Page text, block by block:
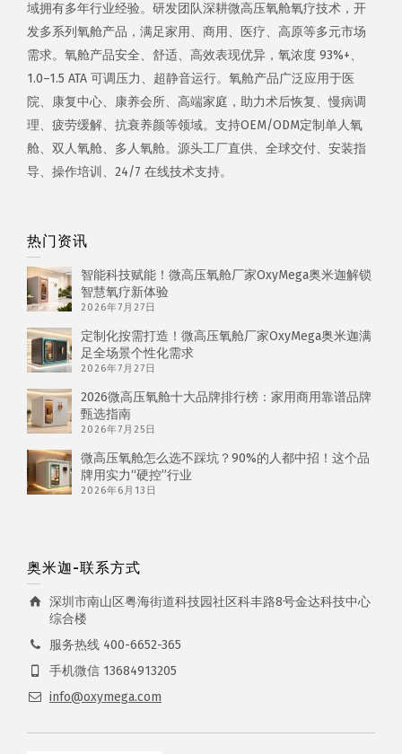
域拥有多年行业经验。研发团队深耕微高压氧舱氧疗技术，开
发多系列氧舱产品，满足家用、商用、医疗、高原等多元市场
需求。氧舱产品安全、舒适、高效表现优异，氧浓度 93%+、
1.0–1.5 ATA 可调压力、超静音运行。氧舱产品广泛应用于医
院、康复中心、康养会所、高端家庭，助力术后恢复、慢病调
理、疲劳缓解、抗衰养颜等领域。支持OEM/ODM定制单人氧
舱、双人氧舱、多人氧舱。源头工厂直供、全球交付、安装指
导、操作培训、24/7 在线技术支持。
热门资讯
智能科技赋能！微高压氧舱厂家OxyMega奥米迦解锁
智慧氧疗新体验
2026年7月27日
定制化按需打造！微高压氧舱厂家OxyMega奥米迦满
足全场景个性化需求
2026年7月27日
2026微高压氧舱十大品牌排行榜：家用商用靠谱品牌
甄选指南
2026年7月25日
微高压氧舱怎么选不踩坑？90%的人都中招！这个品
牌用实力“硬控”行业
2026年6月13日
奥米迦-联系方式
深圳市南山区粤海街道科技园社区科丰路8号金达科技中心
综合楼
服务热线 400-6652-365
手机微信 13684913205
info@oxymega.com